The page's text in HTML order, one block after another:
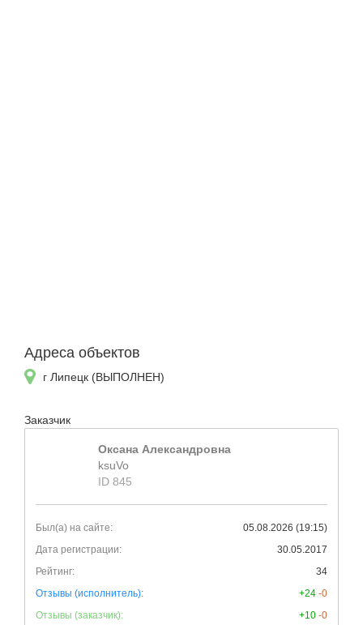
Адреса объектов
г Липецк (ВЫПОЛНЕН)
Заказчик
Оксана Александровна
ksuVo
ID 845
Был(а) на сайте:
05.08.2026 (19:15)
Дата регистрации:
30.05.2017
Рейтинг:
34
Отзывы (исполнитель):
+24 -0
Отзывы (заказчик):
+10 -0